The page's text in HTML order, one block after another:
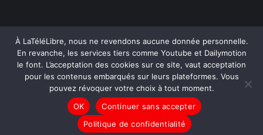
LaTéléLibre.fr, ce site a été réalisé par l'agenceNOUS, Ouvert,
Utile & Simple
— Tous les contenus, sauf exception signalée, sont
sous licence Creative Commons .
À LaTéléLibre, nous ne revendons aucune donnée personnelle.
En revanche, les services tiers comme Youtube et Dailymotion
le font. L’acceptation des cookies sur ce site, vaut acceptation
pour les contenus embarqués sur leurs plateformes. Vous
pouvez révoquer votre choix à tout moment.
OK
Continuer sans accepter
Politique de confidentialité